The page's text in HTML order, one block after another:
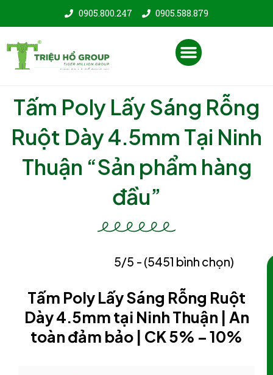
dung
0905.800.247 0905.588.879
Menu
Tấm Poly Lấy Sáng Rỗng
Ruột Dày 4.5mm Tại Ninh
Thuận “Sản phẩm hàng
đầu”
5/5 - (5451 bình chọn)
Tấm Poly Lấy Sáng Rỗng Ruột
Dày 4.5mm tại Ninh Thuận | An
toàn đảm bảo | CK 5% – 10%